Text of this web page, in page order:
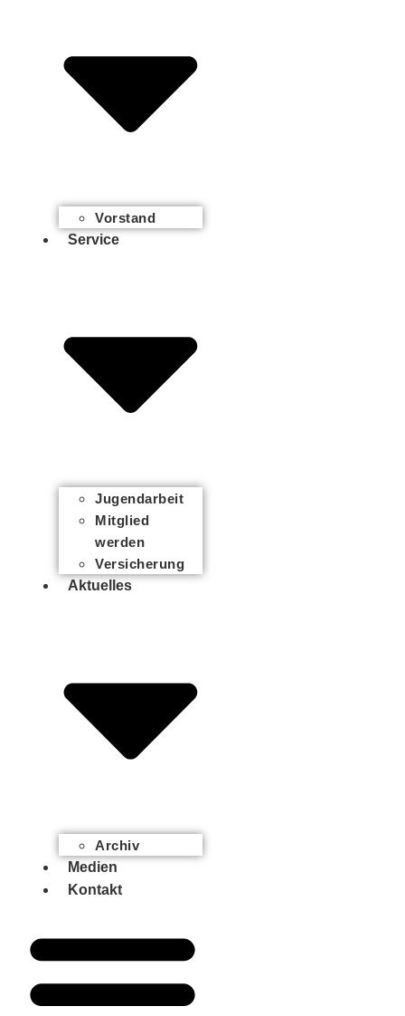
Vorstand
Service
Jugendarbeit
Mitglied
werden
Versicherung
Aktuelles
Archiv
Medien
Kontakt